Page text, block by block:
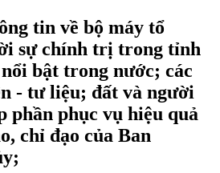
tin về bộ máy tổ
sự chính trị trong tỉnh
bật trong nước; các
- tư liệu; đất và người
phần phục vụ hiệu quả
chỉ đạo của Ban